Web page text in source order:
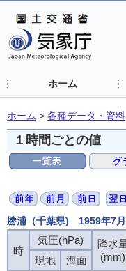
ホーム
ホーム > 各種データ・資料
１時間ごとの値
勝浦（千葉県) 1959年7
時
気圧(hPa)
降水
(mm)
現地
海面